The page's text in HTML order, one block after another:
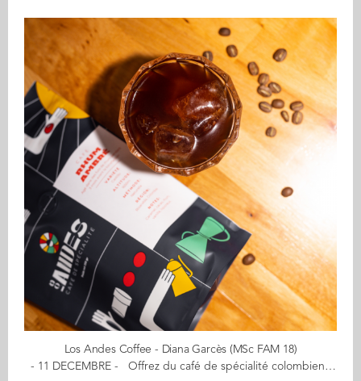
Los Andes Coffee - Diana Garcès (MSc FAM 18)
- 11 DECEMBRE - Offrez du café de spécialité colombien - Nouvelles saveurs et façons de savourer le café - 15% de remise avec le code : NOELAUDENCIA Nouvelles saveurs et façons de savourer le café - Sachets de café colombien en grains ou moulu. - Sachets de cascara fresca : une boisson réalisée à partir de la cerise du café, 100 % naturelle, énergisante et délicieuse. Cafés de spécialité, 100% traçables, sourcés directement en Colombie. "Nous croyons également que le café est un moyen de connecter les gens et de créer des moments inoubliables. C'est pourquoi nous avons ouvert un coffee shop dans le 11e arrondissement de Paris où nous vous accueillons toujours chaleureusement pour vous faire déguster nos cafés et différentes préparations 100% naturelles. Ouvert tous les jours au 3 rue de Crussol, 75011." Mon aventure a débuté… vers la fin de l'année 2020, inspirée par la manière dont les Français parlent du vin et motivée à raconter une autre histoire sur la Colombie. J'ai créé Los Andes avec pour objectif de faire découvrir des cafés surprenants, de renforcer un sentiment d'identité chez les Colombiens et d'approfondir la manière dont on déguste le café. Aujourd'hui, je travaille en étroite collaboration avec des producteurs colombiens, en cherchant toujours à offrir des cafés de qualité supérieure, cultivés avec soin et respect de l'environnement. En savoir plus : Los Andes Coffee Contact : dianagarcespbc@gmail.com (Re)Découvrez votre CALENDRIER DE L'AVENT ici